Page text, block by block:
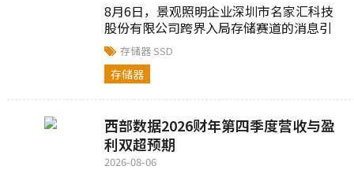
8月6日，景观照明企业深圳市名家汇科技
股份有限公司跨界入局存储赛道的消息引
发业界关注...
存储器SSD
存储器
西部数据2026财年第四季度营收与盈
利双超预期
2026-08-06